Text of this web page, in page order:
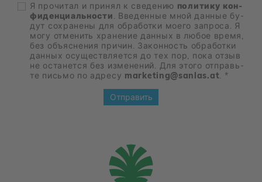
Я про­чи­тал и при­нял к све­де­нию по­ли­ти­ку кон­
фи­ден­ци­аль­но­сти. Вве­ден­ные мной дан­ные бу­
дут со­хра­не­ны для об­ра­бот­ки мо­е­го за­про­са. Я
могу от­ме­нить хра­не­ние дан­ных в лю­бое вре­мя,
без объ­яс­не­ния при­чин. За­кон­ность об­ра­бот­ки
дан­ных осу­ществ­ля­ет­ся до тех пор, пока от­зыв
не оста­нет­ся без из­ме­не­ний. Для это­го от­правь­
те пись­мо по ад­ре­су marketing@sanlas.at. *
Отправить